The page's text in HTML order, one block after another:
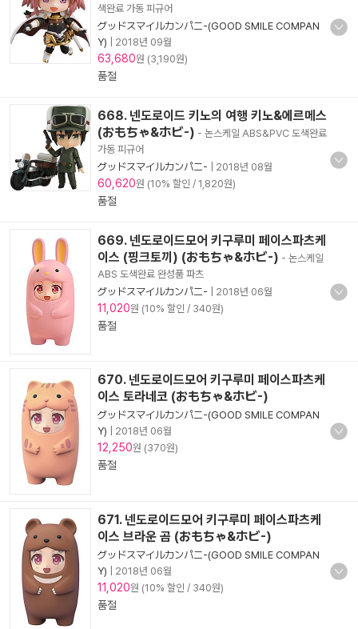
색완료 가동 피규어
グッドスマイルカンパニ-(GOOD SMILE COMPAN
Y)
2018년 09월
63,680원 (3,190원)
품절
668. 넨도로이드 키노의 여행 키노&에르메스
(おもちゃ&ホビ-) - 논스케일 ABS&PVC 도색완료
가동 피규어
グッドスマイルカンパニ-
2018년 08월
60,620원 (10% 할인 / 1,820원)
품절
669. 넨도로이드모어 키구루미 페이스파츠케
이스 (핑크토끼) (おもちゃ&ホビ-) - 논스케일
ABS 도색완료 완성품 파츠
グッドスマイルカンパニ-
2018년 06월
11,020원 (10% 할인 / 340원)
품절
670. 넨도로이드모어 키구루미 페이스파츠케
이스 토라네코 (おもちゃ&ホビ-)
グッドスマイルカンパニ-(GOOD SMILE COMPAN
Y)
2018년 06월
12,250원 (370원)
품절
671. 넨도로이드모어 키구루미 페이스파츠케
이스 브라운 곰 (おもちゃ&ホビ-)
グッドスマイルカンパニ-(GOOD SMILE COMPAN
Y)
2018년 06월
11,020원 (10% 할인 / 340원)
품절